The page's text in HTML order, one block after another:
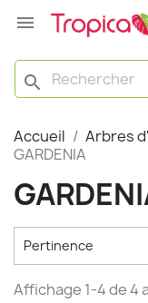

search
Accueil
Arbres
GARDENIA
Pertinence
Affichage 1-4 de 4